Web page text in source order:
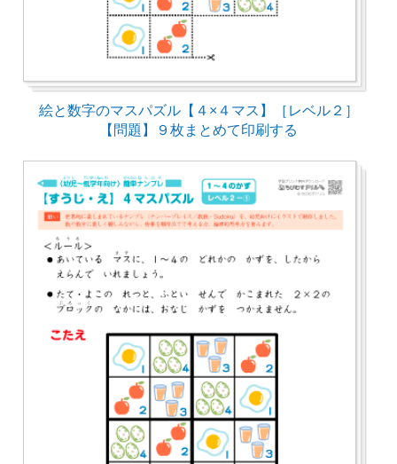
絵と数字のマスパズル【４×４マス】［レベル２］
【問題】９枚まとめて印刷する